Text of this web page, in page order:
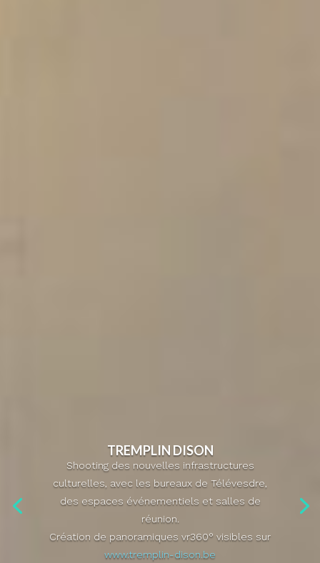
TREMPLIN DISON
Shooting des nouvelles infrastructures
culturelles, avec les bureaux de Télévesdre,
des espaces événementiels et salles de
réunion.
Création de panoramiques vr360° visibles sur
www.tremplin-dison.be